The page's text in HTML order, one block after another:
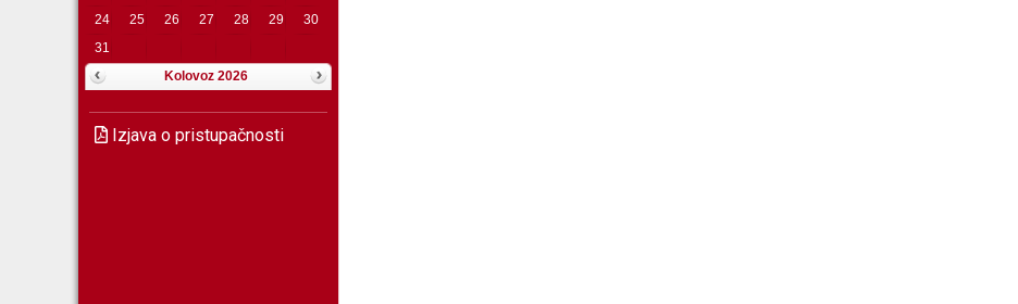
24
25 26 27 28 29
30
31
Kolovoz 2026
Izjava o pristupačnosti